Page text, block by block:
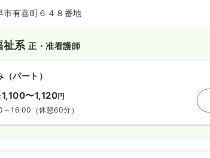
市有喜町６４８番地
祉系正・准看護師
（パート）
1,100〜1,120円
～16:00 （休憩60分）